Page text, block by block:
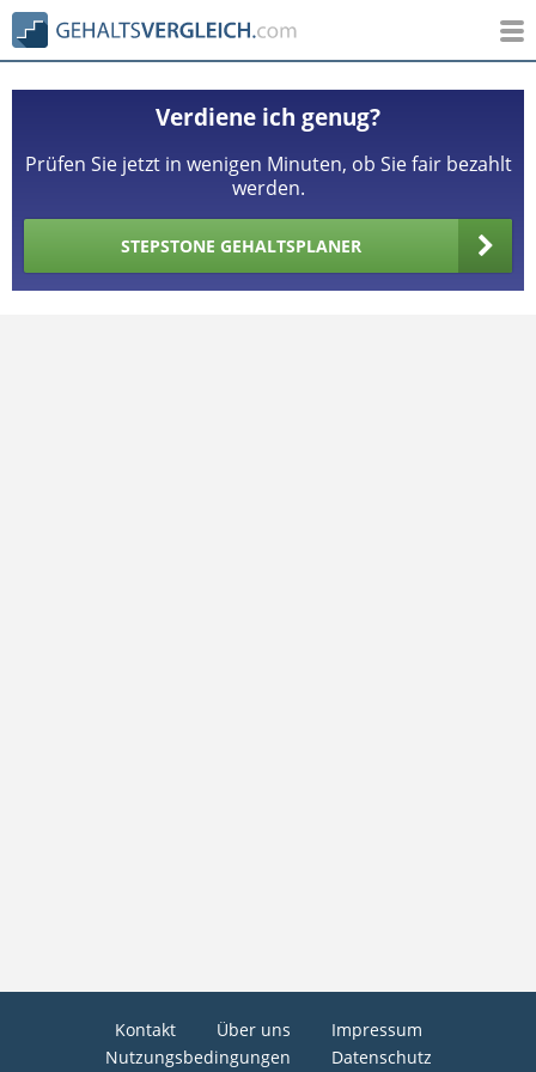
Verdiene ich genug?
Prüfen Sie jetzt in wenigen Minuten, ob Sie fair bezahlt
werden.
STEPSTONE GEHALTSPLANER
Kontakt Über uns
Impressum
Nutzungsbedingungen
Datenschutz